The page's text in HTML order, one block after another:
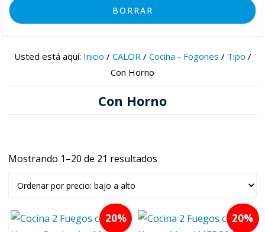
BORRAR
Usted está aquí: Inicio / CALOR / Cocina - Fogones / Tipo /
Con Horno
Con Horno
Mostrando 1–20 de 21 resultados
a
20 20